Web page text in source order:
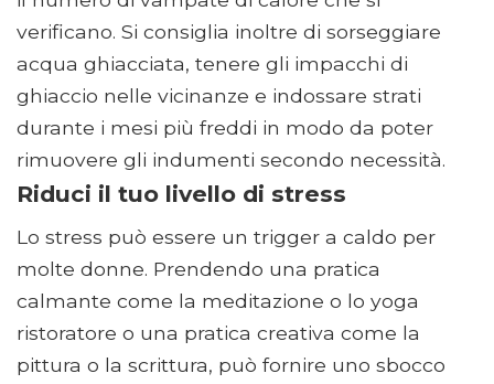
verificano. Si consiglia inoltre di sorseggiare
acqua ghiacciata, tenere gli impacchi di
ghiaccio nelle vicinanze e indossare strati
durante i mesi più freddi in modo da poter
rimuovere gli indumenti secondo necessità.
Riduci il tuo livello di stress
Lo stress può essere un trigger a caldo per
molte donne. Prendendo una pratica
calmante come la meditazione o lo yoga
ristoratore o una pratica creativa come la
pittura o la scrittura, può fornire uno sbocco